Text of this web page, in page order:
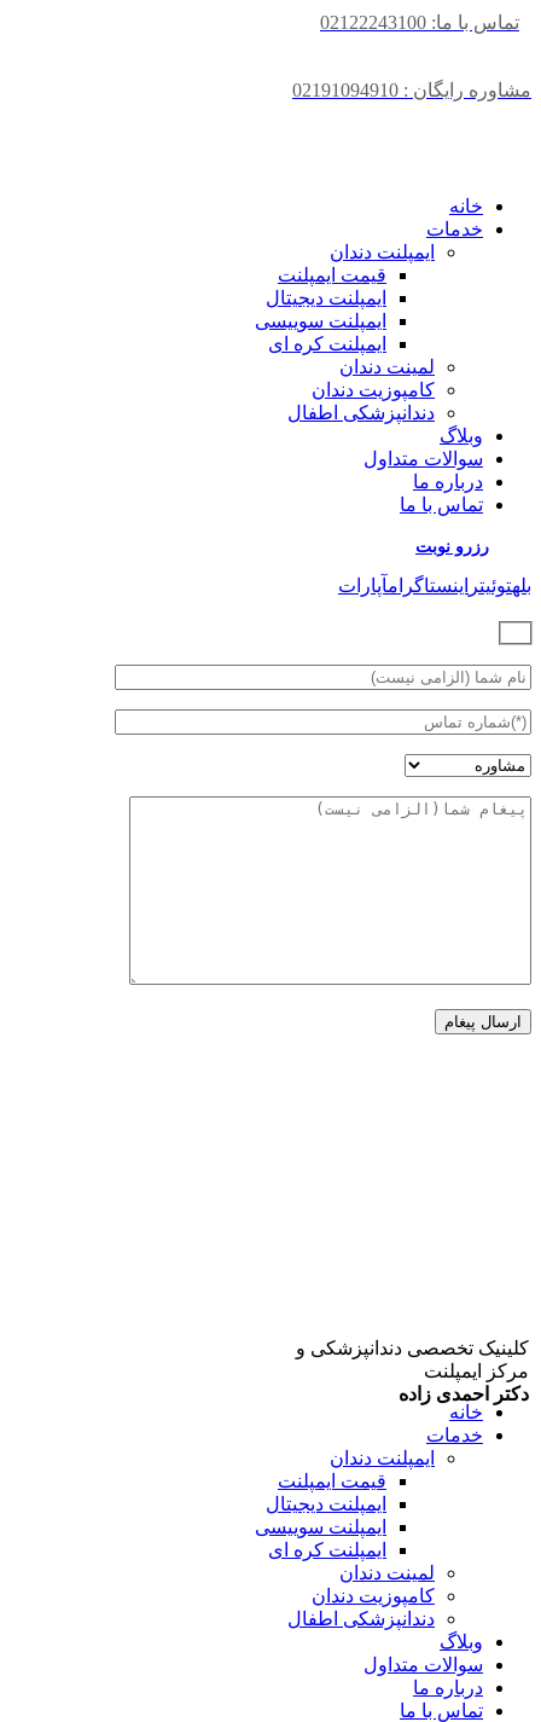
تماس با ما: 02122243100
مشاوره رایگان : 02191094910
خانه
خدمات
ایمپلنت دندان
قیمت ایمپلنت
ایمپلنت دیجیتال
ایمپلنت سوییسی
ایمپلنت کره ای
لمینت دندان
کامپوزیت دندان
دندانپزشکی اطفال
وبلاگ
سوالات متداول
درباره ما
تماس با ما
رزرو نوبت
بلهتوئیتر اینستاگرامآپارات
کلینیک تخصصی دندانپزشکی و
مرکز ایمپلنت
دکتر احمدی زاده
خانه
خدمات
ایمپلنت دندان
قیمت ایمپلنت
ایمپلنت دیجیتال
ایمپلنت سوییسی
ایمپلنت کره ای
لمینت دندان
کامپوزیت دندان
دندانپزشکی اطفال
وبلاگ
سوالات متداول
درباره ما
تماس با ما